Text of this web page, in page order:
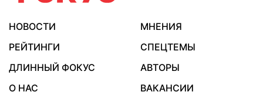
НОВОСТИ
МНЕНИЯ
РЕЙТИНГИ
СПЕЦТЕМЫ
ДЛИННЫЙ ФОКУС
АВТОРЫ
О НАС
ВАКАНСИИ